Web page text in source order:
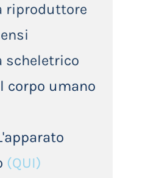
riproduttore
scheletrico
corpo umano
(QUI)